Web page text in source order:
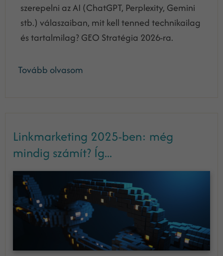
szerepelni az AI (ChatGPT, Perplexity, Gemini
stb.) válaszaiban, mit kell tenned technikailag
és tartalmilag? GEO Stratégia 2026-ra.
Tovább olvasom
Linkmarketing 2025-ben: még
mindig számít? Íg...